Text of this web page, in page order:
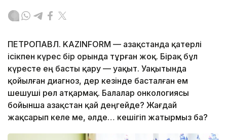
ПЕТРОПАВЛ. KAZINFORM — Қазақстанда қатерлі
ісікпен күрес бір орында тұрған жоқ. Бірақ бұл
күресте ең басты қару — уақыт. Уақытында
қойылған диагноз, дер кезінде басталған ем
шешуші рөл атқармақ. Балалар онкологиясы
бойынша Қазақстан қай деңгейде? Жағдай
жақсарып келе ме, әлде… кешігіп жатырмыз ба?